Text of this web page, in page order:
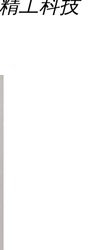
工科技